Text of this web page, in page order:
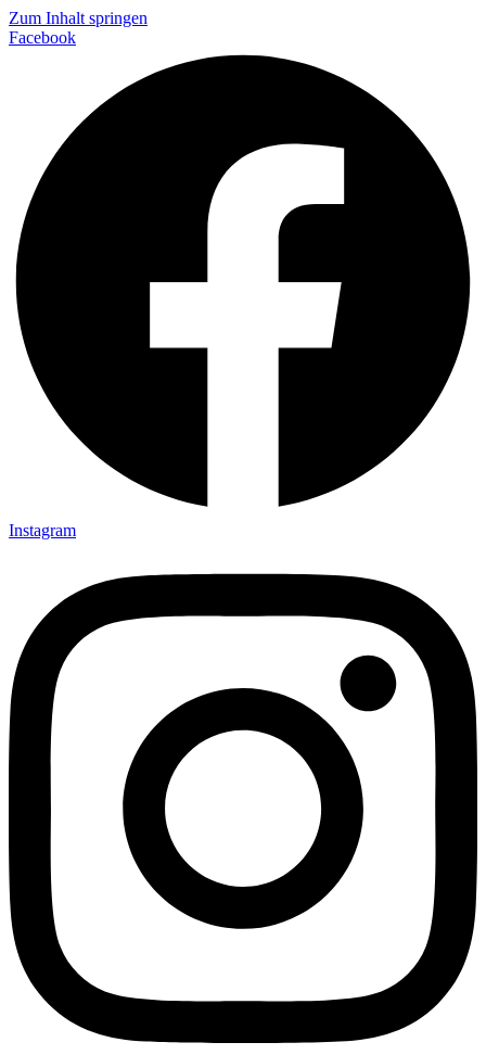
Zum Inhalt springen
Facebook
Instagram